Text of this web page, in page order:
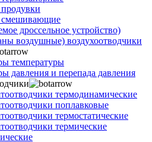
дроссельное устройство)
воздушные) воздухоотводчики
температуры
давления и перепада давления
термодинамические
поплавковые
термостатические
термические